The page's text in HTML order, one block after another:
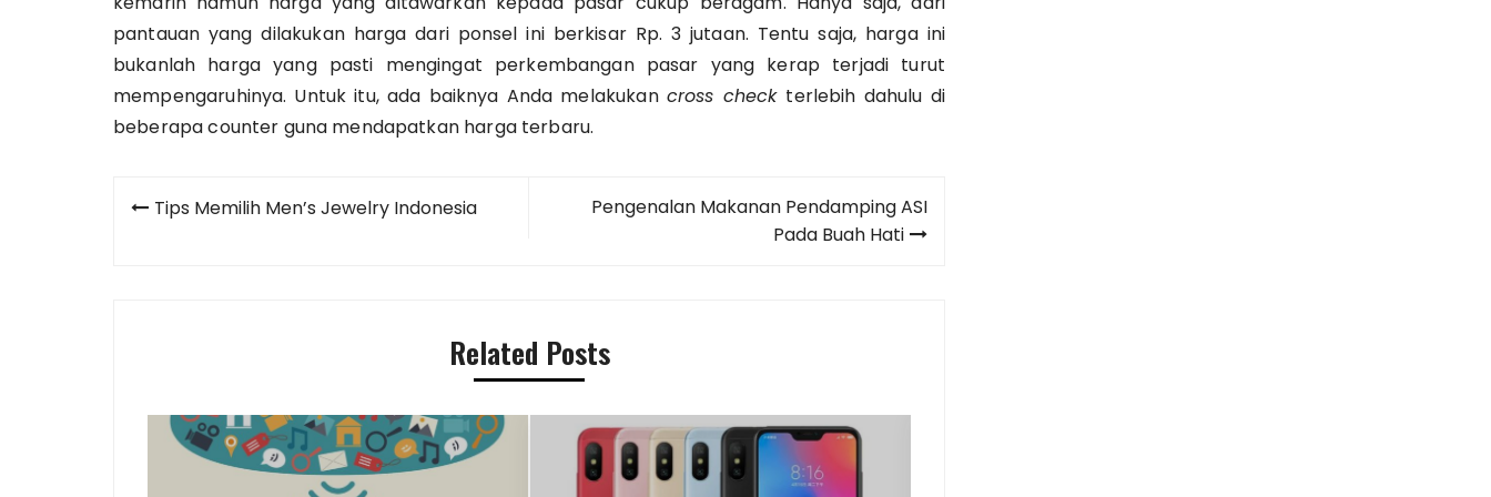
pantauan yang dilakukan harga dari ponsel ini berkisar Rp. 3 jutaan. Tentu saja, harga ini
bukanlah harga yang pasti mengingat perkembangan pasar yang kerap terjadi turut
mempengaruhinya. Untuk itu, ada baiknya Anda melakukan cross check terlebih dahulu di
beberapa counter guna mendapatkan harga terbaru.
PostTips Memilih Men’s Jewelry Indonesia
Pengenalan Makanan Pendamping ASI
Pada Buah Hati
Related Posts